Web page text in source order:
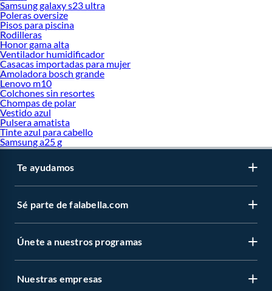
Samsung galaxy s23 ultra
Poleras oversize
Pisos para piscina
Rodilleras
Honor gama alta
Ventilador humidificador
Casacas importadas para mujer
Amoladora bosch grande
Lenovo m10
Colchones sin resortes
Chompas de polar
Vestido azul
Pulsera amatista
Tinte azul para cabello
Samsung a25 g
Te ayudamos
Sé parte de falabella.com
Únete a nuestros programas
Nuestras empresas